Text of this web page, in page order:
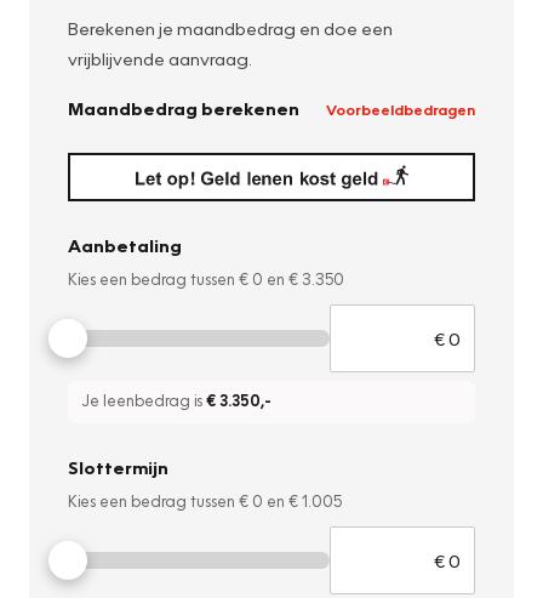
Berekenen je maandbedrag en doe een
vrijblijvende aanvraag.
Maandbedrag berekenen Voorbeeldbedragen
Aanbetaling
Kies een bedrag tussen € 0 en € 3.350
Je leenbedrag is€ 3.350,-
Slottermijn
Kies een bedrag tussen € 0 en € 1.005